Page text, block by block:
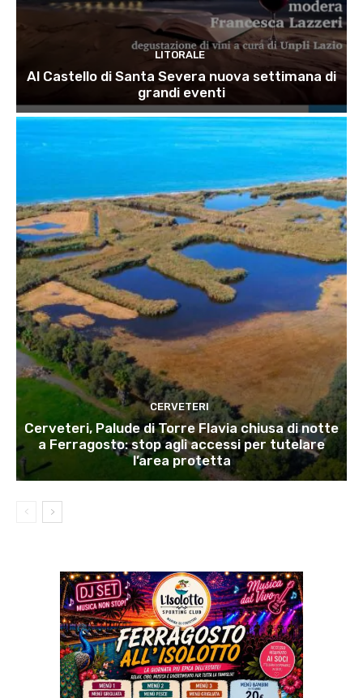
LITORALE
Al Castello di Santa Severa nuova settimana di
grandi eventi
CERVETERI
Cerveteri, Palude di Torre Flavia chiusa di notte
a Ferragosto: stop agli accessi per tutelare
l’area protetta